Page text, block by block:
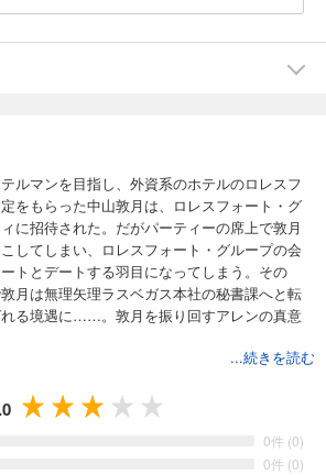
ルマンを目指し、外資系のホテルのロレスフ
をもらった中山敦月は、ロレスフォート・グ
に招待された。だがパーティーの席上で敦月
してしまい、ロレスフォート・グループの会
トとデートする羽目になってしまう。その
月は無理矢理ラスベガス本社の秘書課へと転
る境遇に……。敦月を振り回すアレンの真意
...続きを読む
0件 (0)
0件 (0)